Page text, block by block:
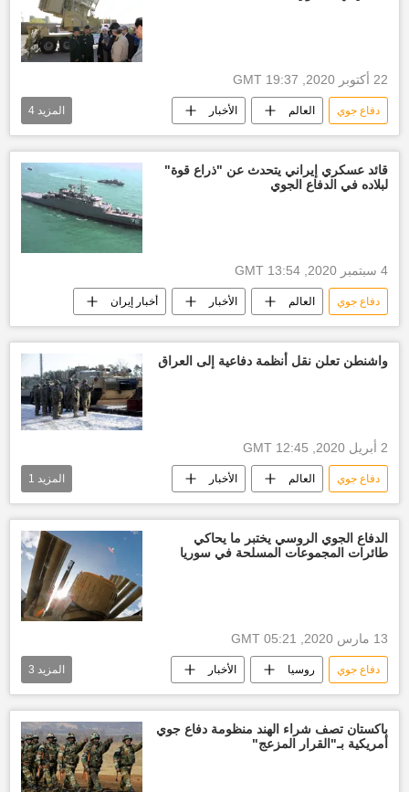
22 أكتوبر 2020, 19:37 GMT
دفاع جوي العالم الأخبار
رصد عسكري أخبار إيران
منظومة دفاع جوي منظومة دفاع جوي إيرانية
المزيد 4
قائد عسكري إيراني يتحدث عن "ذراع قوة"
لبلاده في الدفاع الجوي
4 سبتمبر 2020, 13:54 GMT
دفاع جوي العالم الأخبار أخبار إيران
واشنطن تعلن نقل أنظمة دفاعية إلى العراق
2 أبريل 2020, 12:45 GMT
دفاع جوي العالم الأخبار
الولايات المتحدة الأمريكية
المزيد 1
الدفاع الجوي الروسي يختبر ما يحاكي
طائرات المجموعات المسلحة في سوريا
13 مارس 2020, 05:21 GMT
دفاع جوي روسيا الأخبار
رصد عسكري اختبار
منظومات دفاع جوي
المزيد 3
باكستان تصف شراء الهند منظومة دفاع جوي
أمريكية بـ"القرار المزعج"